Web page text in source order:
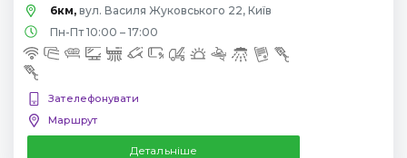
6км, вул. Василя Жуковського 22, Київ
Пн-Пт 10:00 – 17:00
Зателефонувати
Маршрут
Детальніше